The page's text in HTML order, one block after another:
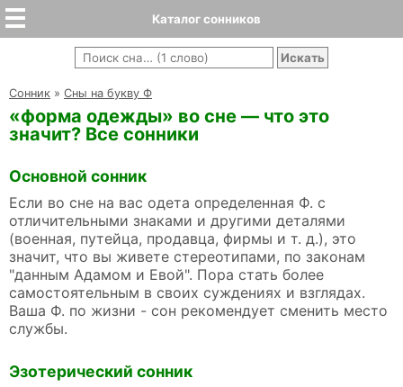
Каталог сонников
Cонник » Сны на букву Ф
«форма одежды» во сне — что это
значит? Все сонники
Основной сонник
Если во сне на вас одета определенная Ф. с
отличительными знаками и другими деталями
(военная, путейца, продавца, фирмы и т. д.), это
значит, что вы живете стереотипами, по законам
"данным Адамом и Евой". Пора стать более
самостоятельным в своих суждениях и взглядах.
Ваша Ф. по жизни - сон рекомендует сменить место
службы.
Эзотерический сонник